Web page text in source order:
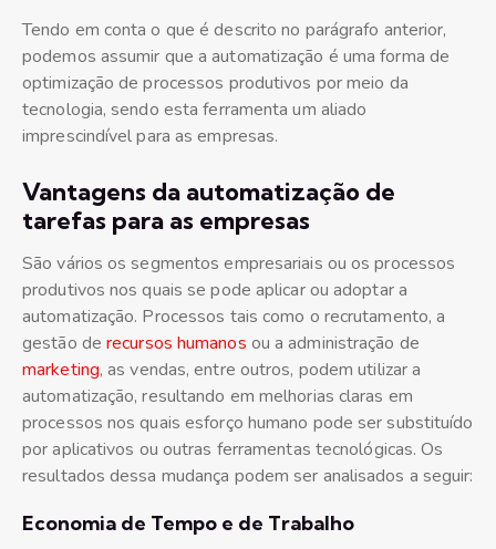
Tendo em conta o que é descrito no parágrafo anterior,
podemos assumir que a automatização é uma forma de
optimização de processos produtivos por meio da
tecnologia, sendo esta ferramenta um aliado
imprescindível para as empresas.
Vantagens da automatização de
tarefas para as empresas
São vários os segmentos empresariais ou os processos
produtivos nos quais se pode aplicar ou adoptar a
automatização. Processos tais como o recrutamento, a
gestão de recursos humanos ou a administração de
marketing, as vendas, entre outros, podem utilizar a
automatização, resultando em melhorias claras em
processos nos quais esforço humano pode ser substituído
por aplicativos ou outras ferramentas tecnológicas. Os
resultados dessa mudança podem ser analisados a seguir:
Economia de Tempo e de Trabalho